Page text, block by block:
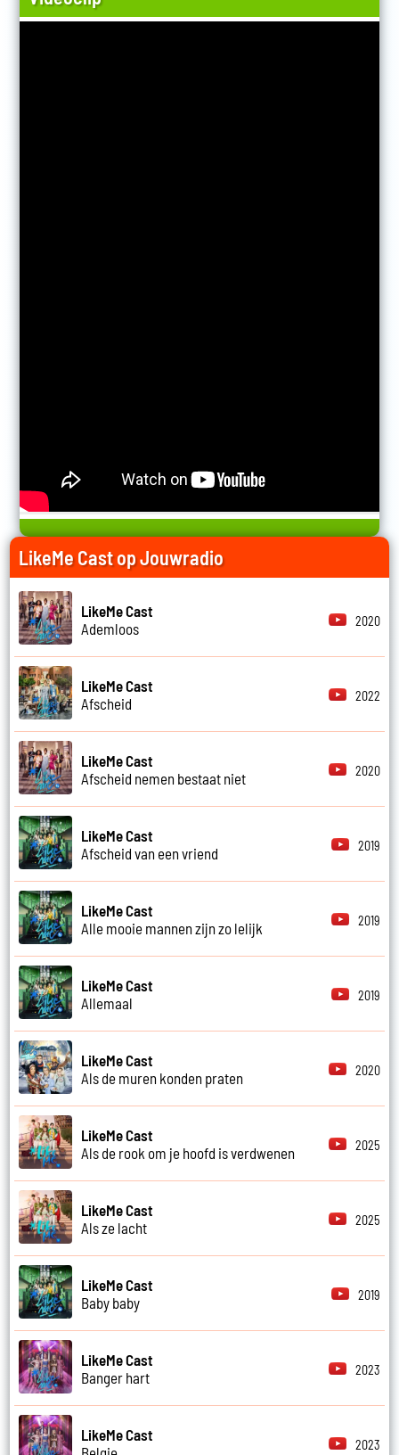
LikeMe Cast op Jouwradio
LikeMe Cast
Ademloos
2020
LikeMe Cast
Afscheid
2022
LikeMe Cast
Afscheid nemen bestaat niet
2020
LikeMe Cast
Afscheid van een vriend
2019
LikeMe Cast
Alle mooie mannen zijn zo lelijk
2019
LikeMe Cast
Allemaal
2019
LikeMe Cast
Als de muren konden praten
2020
LikeMe Cast
Als de rook om je hoofd is verdwenen
2025
LikeMe Cast
Als ze lacht
2025
LikeMe Cast
Baby baby
2019
LikeMe Cast
Banger hart
2023
LikeMe Cast
2023